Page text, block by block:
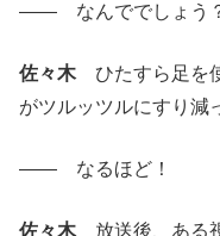
―― なんででしょう
佐々木ひたすら足を
がツルッツルにすり減
―― なるほど！
佐々木放送後、ある